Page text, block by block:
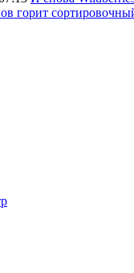
горит